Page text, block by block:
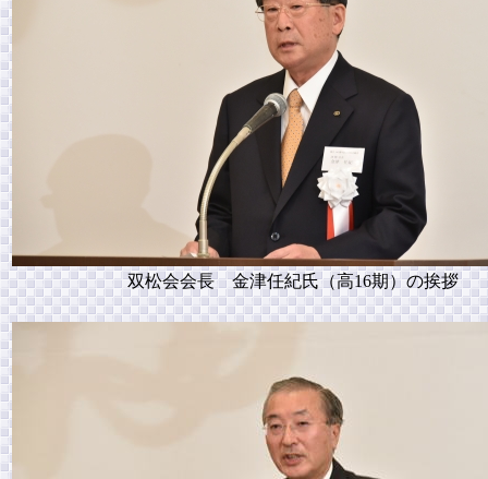
双松会会長 金津任紀氏（高16期）の挨拶